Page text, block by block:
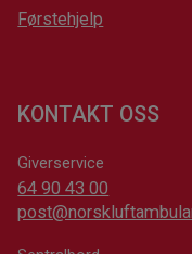
Førstehjelp
KONTAKT OSS
Giverservice
64 90 43 00